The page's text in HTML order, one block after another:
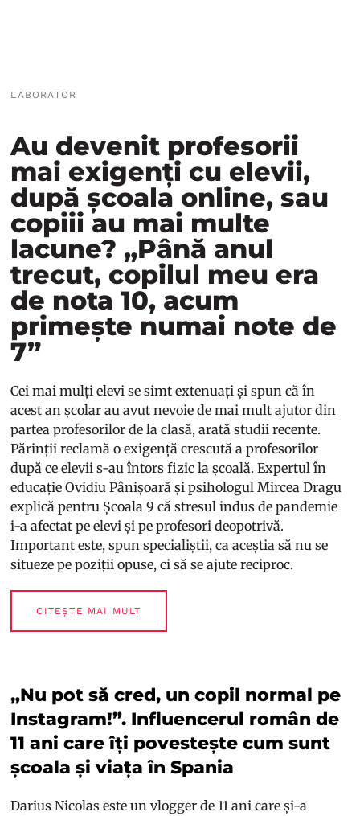
LABORATOR
Au devenit profesorii
mai exigenți cu elevii,
după școala online, sau
copiii au mai multe
lacune? „Până anul
trecut, copilul meu era
de nota 10, acum
primește numai note de
7”
Cei mai mulți elevi se simt extenuați și spun că în
acest an școlar au avut nevoie de mai mult ajutor din
partea profesorilor de la clasă, arată studii recente.
Părinții reclamă o exigență crescută a profesorilor
după ce elevii s-au întors fizic la școală. Expertul în
educație Ovidiu Pânișoară și psihologul Mircea Dragu
explică pentru Școala 9 că stresul indus de pandemie
i-a afectat pe elevi și pe profesori deopotrivă.
Important este, spun specialiștii, ca aceștia să nu se
situeze pe poziții opuse, ci să se ajute reciproc.
CITEȘTE MAI MULT
„Nu pot să cred, un copil normal pe
Instagram!”. Influencerul român de
11 ani care îți povestește cum sunt
școala și viața în Spania
Darius Nicolas este un vlogger de 11 ani care și-a